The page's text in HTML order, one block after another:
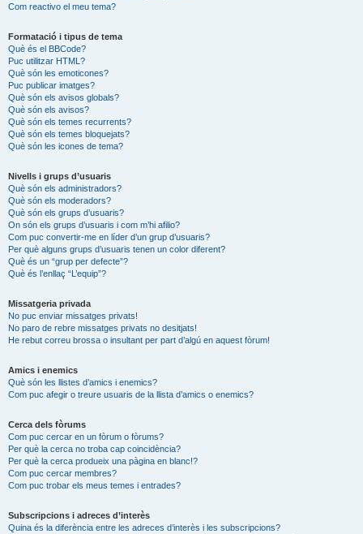
Com reactivo el meu tema?
Formatació i tipus de tema
Què és el BBCode?
Puc utilitzar HTML?
Què són les emoticones?
Puc publicar imatges?
Què són els avisos globals?
Què són els avisos?
Què són els temes recurrents?
Què són els temes bloquejats?
Què són les icones de tema?
Nivells i grups d’usuaris
Què són els administradors?
Què són els moderadors?
Què són els grups d’usuaris?
On són els grups d’usuaris i com m’hi afilio?
Com puc convertir-me en líder d’un grup d’usuaris?
Per què alguns grups d’usuaris tenen un color diferent?
Què és un “grup per defecte”?
Què és l’enllaç “L’equip”?
Missatgeria privada
No puc enviar missatges privats!
No paro de rebre missatges privats no desitjats!
He rebut correu brossa o insultant per part d’algú en aquest fòrum!
Amics i enemics
Què són les llistes d’amics i enemics?
Com puc afegir o treure usuaris de la llista d’amics o enemics?
Cerca dels fòrums
Com puc cercar en un fòrum o fòrums?
Per què la cerca no troba cap coincidència?
Per què la cerca produeix una pàgina en blanc!?
Com puc cercar membres?
Com puc trobar els meus temes i entrades?
Subscripcions i adreces d’interès
Quina és la diferència entre les adreces d’interès i les subscripcions?